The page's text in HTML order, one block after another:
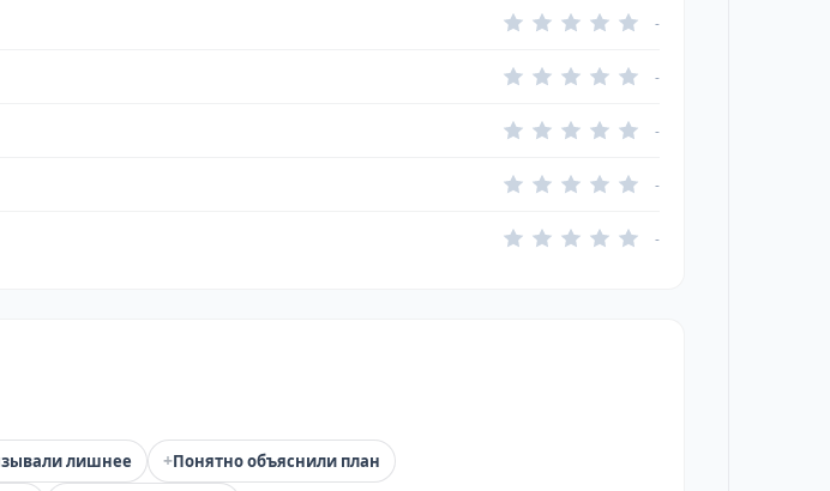
-
-
-
-
-
лишнее +Понятно объяснили план